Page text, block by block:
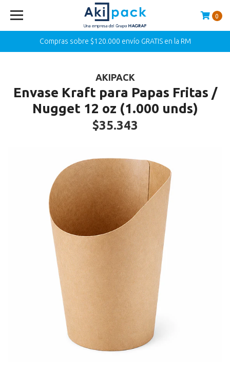
Compras sobre $120.000 envío GRATIS en la RM
0
AKIPACK
Envase Kraft para Papas Fritas /
Nugget 12 oz (1.000 unds)
$35.343